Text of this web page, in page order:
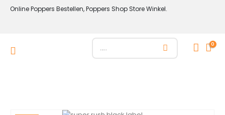
Online Poppers Bestellen, Poppers Shop Store Winkel.
0